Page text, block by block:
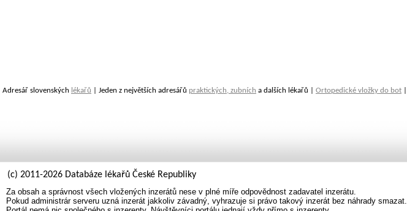
Adresář slovenských lékařů | Jeden z největších adresářů praktických, zubních a dalších lékařů | Ortopedické vložky do bot
(c) 2011-2026 Databáze lékařů České Republiky
Za obsah a správnost všech vložených inzerátů nese v plné míře odpovědnost zadavatel inzerátu.
Pokud administrár serveru uzná inzerát jakkoliv závadný, vyhrazuje si právo takový inzerát bez náhrady smazat.